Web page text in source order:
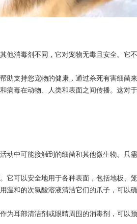
他消毒剂不同，它对宠物无毒且安全。它
支持您宠物的健康，通过杀死有害细菌来
病毒在动物、人类和表面之间传播。这对
动中可能接触到的细菌和其他微生物。只
可以安全地用于各种表面，包括地板、笼
温和的次氯酸溶液清洁它们的爪子，可以
为耳部清洁剂或眼睛周围的消毒剂，可以